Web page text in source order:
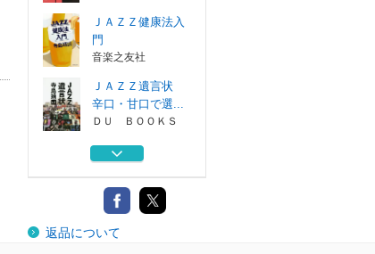
ＪＡＺＺ健康法入
門
音楽之友社
ＪＡＺＺ遺言状
辛口・甘口で選...
ＤＵ ＢＯＯＫＳ
ＪＡＺＺ偏愛主義
ＤＵ ＢＯＯＫＳ
ＪＡＺＺ雑文集
ＤＵ ＢＯＯＫＳ
返品について